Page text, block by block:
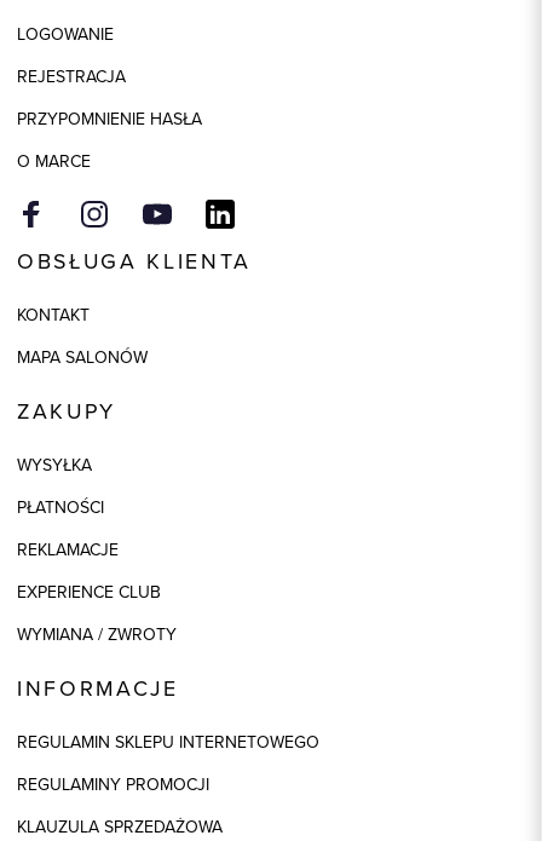
LOGOWANIE
REJESTRACJA
PRZYPOMNIENIE HASŁA
O MARCE
OBSŁUGA KLIENTA
KONTAKT
MAPA SALONÓW
ZAKUPY
WYSYŁKA
PŁATNOŚCI
REKLAMACJE
EXPERIENCE CLUB
WYMIANA / ZWROTY
INFORMACJE
REGULAMIN SKLEPU INTERNETOWEGO
REGULAMINY PROMOCJI
KLAUZULA SPRZEDAŻOWA